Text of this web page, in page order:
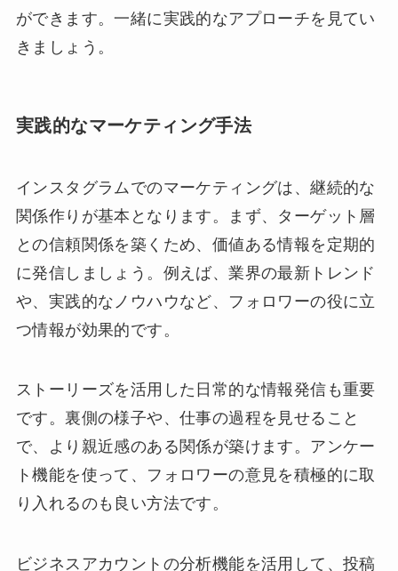
ができます。一緒に実践的なアプローチを見てい
きましょう。
実践的なマーケティング手法
インスタグラムでのマーケティングは、継続的な
関係作りが基本となります。まず、ターゲット層
との信頼関係を築くため、価値ある情報を定期的
に発信しましょう。例えば、業界の最新トレンド
や、実践的なノウハウなど、フォロワーの役に立
つ情報が効果的です。
ストーリーズを活用した日常的な情報発信も重要
です。裏側の様子や、仕事の過程を見せること
で、より親近感のある関係が築けます。アンケー
ト機能を使って、フォロワーの意見を積極的に取
り入れるのも良い方法です。
ビジネスアカウントの分析機能を活用して、投稿